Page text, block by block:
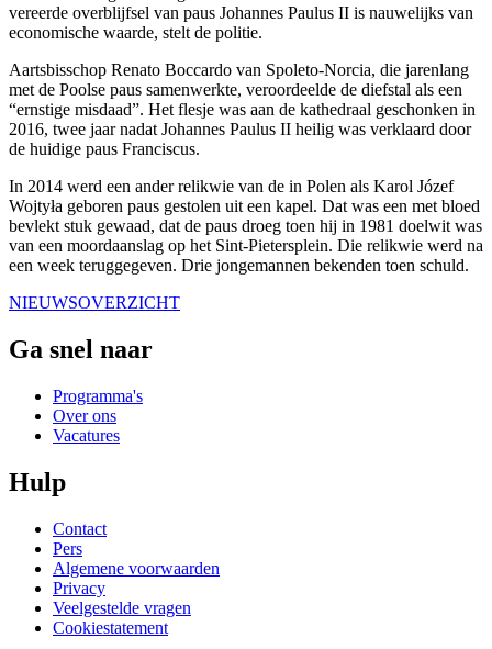
vereerde overblijfsel van paus Johannes Paulus II is nauwelijks van
economische waarde, stelt de politie.
Aartsbisschop Renato Boccardo van Spoleto-Norcia, die jarenlang
met de Poolse paus samenwerkte, veroordeelde de diefstal als een
“ernstige misdaad”. Het flesje was aan de kathedraal geschonken in
2016, twee jaar nadat Johannes Paulus II heilig was verklaard door
de huidige paus Franciscus.
In 2014 werd een ander relikwie van de in Polen als Karol Józef
Wojtyła geboren paus gestolen uit een kapel. Dat was een met bloed
bevlekt stuk gewaad, dat de paus droeg toen hij in 1981 doelwit was
van een moordaanslag op het Sint-Pietersplein. Die relikwie werd na
een week teruggegeven. Drie jongemannen bekenden toen schuld.
NIEUWSOVERZICHT
Ga snel naar
Programma's
Over ons
Vacatures
Hulp
Contact
Pers
Algemene voorwaarden
Privacy
Veelgestelde vragen
Cookiestatement